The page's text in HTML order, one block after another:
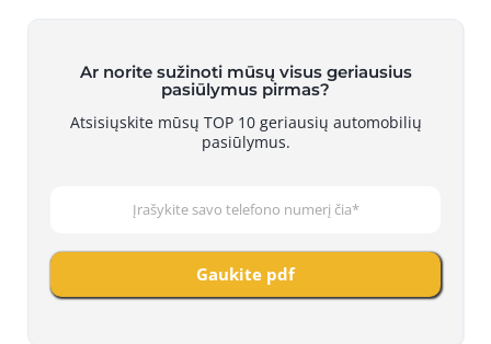
Ar norite sužinoti mūsų visus geriausius
pasiūlymus pirmas?
Atsisiųskite mūsų TOP 10 geriausių automobilių
pasiūlymus.
Gaukite pdf